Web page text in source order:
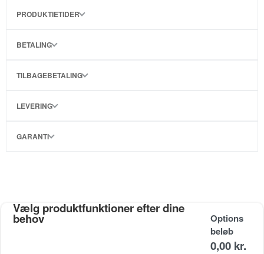
PRODUKTIETIDER
BETALING
TILBAGEBETALING
LEVERING
GARANTI
Vælg produktfunktioner efter dine
behov
Options
beløb
0,00 kr.